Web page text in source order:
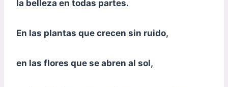
la belleza en todas partes.
En las plantas que crecen sin ruido,
en las flores que se abren al sol,